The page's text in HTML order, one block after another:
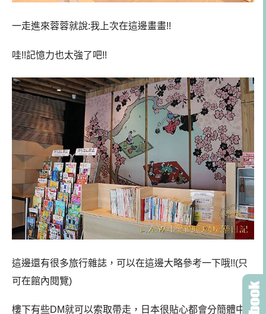
一走進來蓉蓉就說:我上次在這邊畫畫!!
哇!!記憶力也太強了吧!!
這邊還有很多旅行雜誌，可以在這邊大略參考一下哦!!(只
可在館內閱覽)
樓下有些DM就可以索取帶走，日本很貼心都會分簡體中